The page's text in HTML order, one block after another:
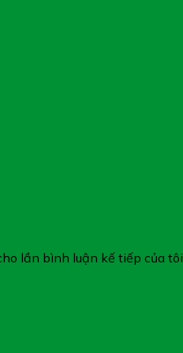
lần bình luận kế tiếp của tôi.